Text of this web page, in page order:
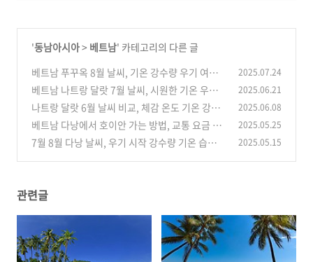
'동남아시아> 베트남' 카테고리의 다른 글
베트남 푸꾸옥 8월 날씨, 기온 강수량 우기 여름
성수기 옷차림 (0)
2025.07.24
베트남 나트랑 달랏 7월 날씨, 시원한 기온 우기
강수량 휴양지 옷차림
(0)
2025.06.21
나트랑 달랏 6월 날씨 비교, 체감 온도 기온 강수
량 및 우기 옷차림 (0)
2025.06.08
베트남 다낭에서 호이안 가는 방법, 교통 요금 가
성비 셔틀 버스 택시 그랩
(0)
2025.05.25
7월 8월 다낭 날씨, 우기 시작 강수량 기온 습도
2025.05.15
관련글